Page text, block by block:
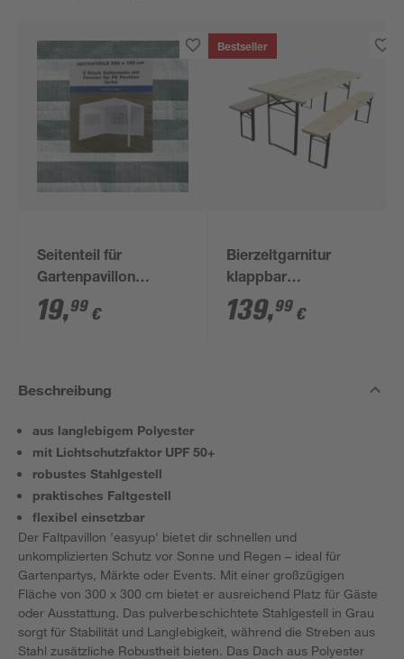
Seitenteil für
Gartenpavillon
grün/weiß 298 x 196
cm
19,99 €
Bestseller
Bierzeltgarnitur
klappbar
Metall/Nadelholz 50 x
220 cm 3-teilig
139,99 €
Beschreibung
aus langlebigem Polyester
mit Lichtschutzfaktor UPF 50+
robustes Stahlgestell
praktisches Faltgestell
flexibel einsetzbar
Der Faltpavillon 'easyup' bietet dir schnellen und
unkomplizierten Schutz vor Sonne und Regen – ideal für
Gartenpartys, Märkte oder Events. Mit einer großzügigen
Fläche von 300 x 300 cm bietet er ausreichend Platz für Gäste
oder Ausstattung. Das pulverbeschichtete Stahlgestell in Grau
sorgt für Stabilität und Langlebigkeit, während die Streben aus
Stahl zusätzliche Robustheit bieten. Das Dach aus Polyester